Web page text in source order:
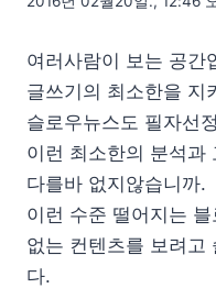
여러사람이 보는 공간
글쓰기의 최소한을 지
슬로우뉴스도 필자선
이런 최소한의 분석과
다를바 없지않습니까.
이런 수준 떨어지는
없는 컨텐츠를 보려고
다.